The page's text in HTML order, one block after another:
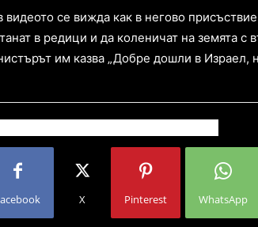
видеото се вижда как в негово
в редици и да коленичат на земята с
им казва „Добре дошли в Израел,
X Pinterest WhatsApp